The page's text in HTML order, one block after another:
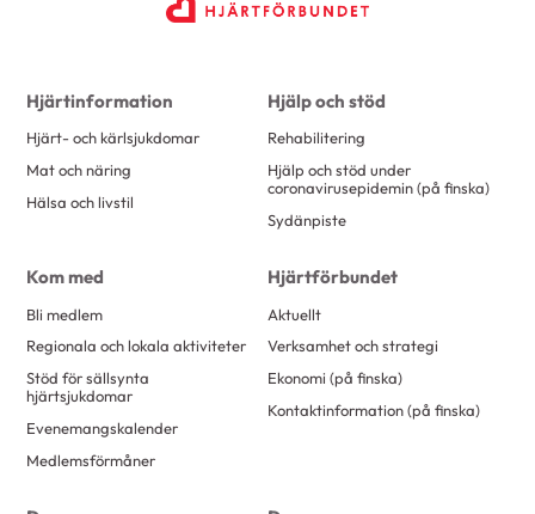
Hjärtinformation
Hjärt- och kärlsjukdomar
Mat och näring
Hälsa och livstil
Hjälp och stöd
Rehabilitering
Hjälp och stöd under
coronavirusepidemin (på finska)
Sydänpiste
Kom med
Bli medlem
Regionala och lokala aktiviteter
Stöd för sällsynta
hjärtsjukdomar
Evenemangskalender
Medlemsförmåner
Hjärtförbundet
Aktuellt
Verksamhet och strategi
Ekonomi (på finska)
Kontaktinformation (på finska)